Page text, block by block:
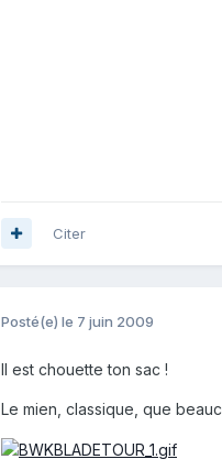
Citer
Posté(e) le 7 juin 2009
Il est chouette ton sac !
Le mien, classique, que